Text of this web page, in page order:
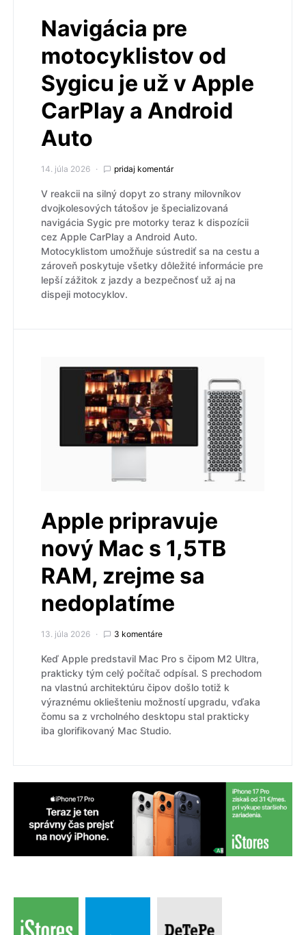
Navigácia pre
motocyklistov od
Sygicu je už v Apple
CarPlay a Android
Auto
14. júla 2026 pridaj komentár
V reakcii na silný dopyt zo strany milovníkov
dvojkolesových tátošov je špecializovaná
navigácia Sygic pre motorky teraz k dispozícii
cez Apple CarPlay a Android Auto.
Motocyklistom umožňuje sústrediť sa na cestu a
zároveň poskytuje všetky dôležité informácie pre
lepší zážitok z jazdy a bezpečnosť už aj na
dispeji motocyklov.
Apple pripravuje
nový Mac s 1,5TB
RAM, zrejme sa
nedoplatíme
13. júla 2026 3 komentáre
Keď Apple predstavil Mac Pro s čipom M2 Ultra,
prakticky tým celý počítač odpísal. S prechodom
na vlastnú architektúru čipov došlo totiž k
výraznému okliešteniu možností upgradu, vďaka
čomu sa z vrcholného desktopu stal prakticky
iba glorifikovaný Mac Studio.